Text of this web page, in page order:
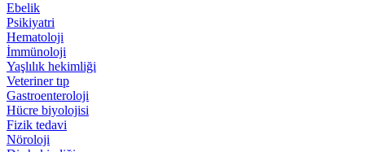
Ebelik
Psikiyatri
Hematoloji
İmmünoloji
Yaşlılık hekimliği
Veteriner tıp
Gastroenteroloji
Hücre biyolojisi
Fizik tedavi
Nöroloji